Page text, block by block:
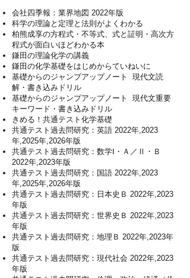
会社四季報：業界地図 2022年版
科学の理論と定理と法則がよくわかる
柏熊成享の方程式・不等式、式と証明・高次方
程式が面白いほどわかる本
鎌田の理論化学の講義
鎌田の化学基礎をはじめからていねいに
基礎からのジャンプアップノート 現代文読
解・書き込みドリル
基礎からのジャンプアップノート 現代文重要
キーワード・書き込みドリル
きめる！共通テスト化学基礎
共通テスト過去問研究：英語 2022年,2023
年,2025年,2026年版
共通テスト過去問研究：数学Ⅰ・Ａ／Ⅱ・Ｂ
2022年,2023年版
共通テスト過去問研究：国語 2022年,2023
年,2025年,2026年版
共通テスト過去問研究：日本史Ｂ 2022年,2023
年版
共通テスト過去問研究：世界史Ｂ 2022年,2023
年版
共通テスト過去問研究：地理Ｂ 2022年,2023年
版
共通テスト過去問研究：現代社会 2022年,2023
年版